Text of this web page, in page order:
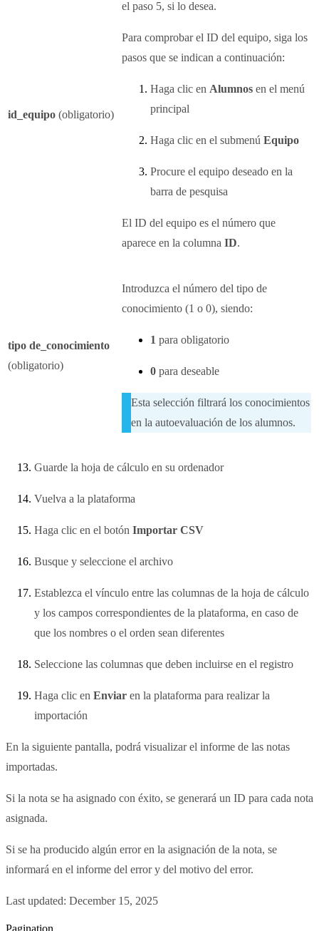
id_equipo (obligatorio)
el paso 5, si lo desea.
Para comprobar el ID del equipo, siga los
pasos que se indican a continuación:
Haga clic en Alumnos en el menú
principal
Haga clic en el submenú Equipo
Procure el equipo deseado en la
barra de pesquisa
El ID del equipo es el número que
aparece en la columna ID.
tipo de_conocimiento
(obligatorio)
Introduzca el número del tipo de
conocimiento (1 o 0), siendo:
1 para obligatorio
0 para deseable
Esta selección filtrará los conocimientos
en la autoevaluación de los alumnos.
Guarde la hoja de cálculo en su ordenador
Vuelva a la plataforma
Haga clic en el botón Importar CSV
Busque y seleccione el archivo
Establezca el vínculo entre las columnas de la hoja de cálculo
y los campos correspondientes de la plataforma, en caso de
que los nombres o el orden sean diferentes
Seleccione las columnas que deben incluirse en el registro
Haga clic en Enviar en la plataforma para realizar la
importación
En la siguiente pantalla, podrá visualizar el informe de las notas
importadas.
Si la nota se ha asignado con éxito, se generará un ID para cada nota
asignada.
Si se ha producido algún error en la asignación de la nota, se
informará en el informe del error y del motivo del error.
Last updated: December 15, 2025
Pagination